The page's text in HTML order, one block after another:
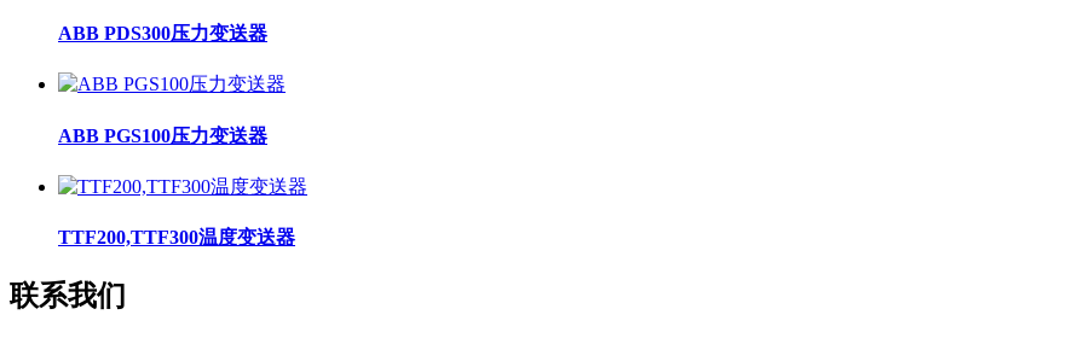
ABB PDS300压力变送器
ABB PGS100压力变送器
TTF200,TTF300温度变送器
联系我们